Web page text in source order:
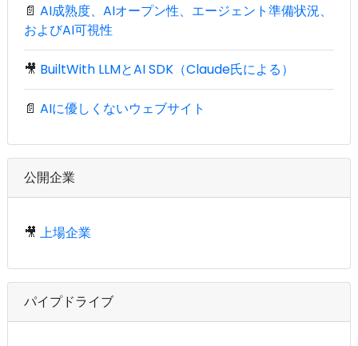
📄 AI成熟度、AIオープン性、エージェント準備状況、
およびAI可視性
🎥 BuiltWith LLMとAI SDK（Claude氏による）
📄 AIに優しくないウェブサイト
公開企業
🎥 上場企業
パイプドライブ